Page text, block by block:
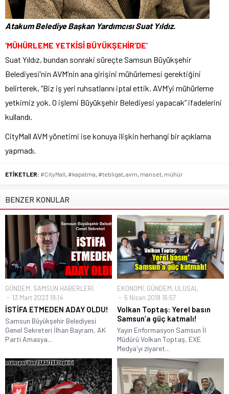
Atakum Belediye Başkan Yardımcısı Suat Yıldız.
‘MÜHÜRLEME YETKİSİ BÜYÜKŞEHİR’DE’
Suat Yıldız, bundan sonraki süreçte Samsun Büyükşehir
Belediyesi’nin AVM’nin ana girişini mühürlemesi gerektiğini
belirterek, “Biz iş yeri ruhsatlarını iptal ettik. AVM’yi mühürleme
yetkimiz yok. O işlemi Büyükşehir Belediyesi yapacak” ifadelerini
kullandı.
CityMall AVM yönetimi ise konuya ilişkin herhangi bir açıklama
yapmadı.
ETİKETLER: #CityMall #kapatma #tebligat avm manset mühür
BENZER KONULAR
GÜNDEM, SAMSUN HABERLERİ
13 Mart 2023 19:14
İSTİFA ETMEDEN ADAY OLDU!
Samsun Büyükşehir Belediyesi
Genel Sekreteri İlhan Bayram, AK
Parti Amasya...
EKONOMİ, GÜNDEM, ULUSAL
5 Nisan 2018 16:57
Volkan Toptaş: Yerel basın
Samsun’a güç katmalı!
Yayın Enformasyon Samsun İl
Müdürü Volkan Toptaş, EXE
Medya'yı ziyaret...